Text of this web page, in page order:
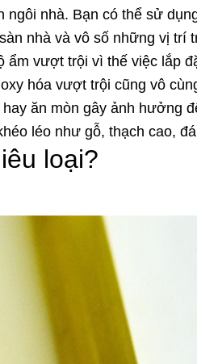
nhà. Bạn có thể sử
nhà và vô số những vị trí
vượt trội vì thế việc lắp
hóa vượt trội cũng vô
ăn mòn gây ảnh hưởng
léo như gỗ, thạch cao,
loại?